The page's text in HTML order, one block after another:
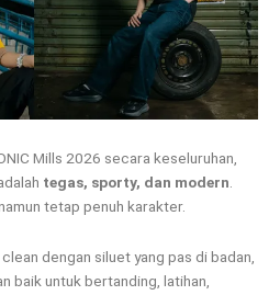
Mills 2026 secara keseluruhan,
tegas, sporty, dan modern.
tetap penuh karakter.
dengan siluet yang pas di badan,
baik untuk bertanding, latihan,